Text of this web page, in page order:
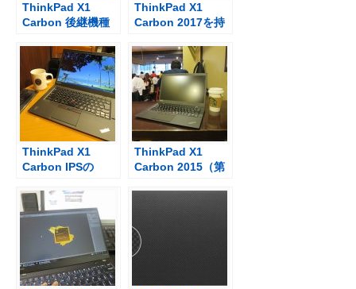
ThinkPad X1
Carbon 後継機種
年ver 第4世代
ThinkPad X1
Carbon 2017を持
ーへ
ThinkPad X1
Carbon IPSの
どっち？ディスプ
レイの選び方
ThinkPad X1
Carbon 2015（第